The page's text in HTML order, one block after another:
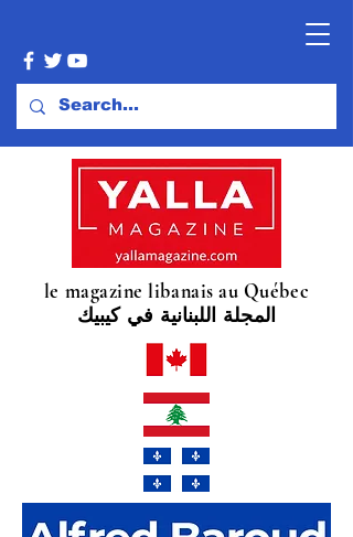
le magazine libanais au Québec
المجلة اللبنانية في كيبيك